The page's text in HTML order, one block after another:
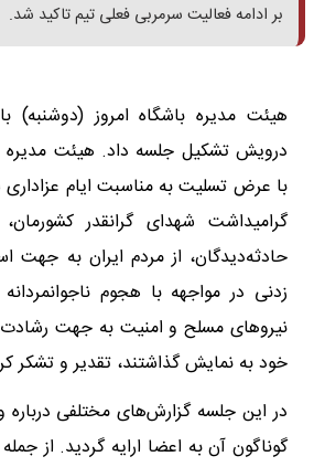
بر ادامه فعالیت سرمربی فعلی تیم تاکید شد.
هیئت مدیره باشگاه امروز
درویش تشکیل جلسه داد. هیئت مدیره
با عرض تسلیت به مناسبت ایام عزاداری
گرامیداشت شهدای گرانقدر
حادثه‌دیدگان، از مردم ایران به جهت
زدنی در مواجهه با هجوم
نیروهای مسلح و امنیت به جهت رشادت
خود به نمایش گذاشتند، تقدیر و تشکر
در این جلسه گزارش‌های مختلفی
گوناگون آن به اعضا ارایه گردید. از